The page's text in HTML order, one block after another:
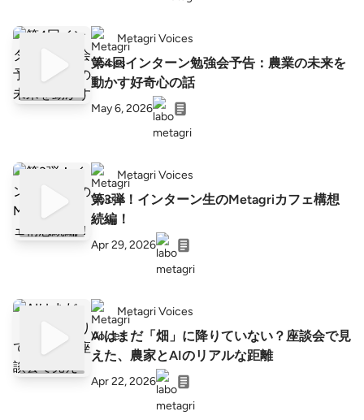
Metagri Voices
第4回インターン勉強会予告：農業の未来を
動かす好奇心の話
May 6, 2026
Metagri Voices
第3弾！インターン生のMetagriカフェ構想
続編！
Apr 29, 2026
Metagri Voices
AIはまだ「畑」に降りていない？座談会で見
えた、農家とAIのリアルな距離
Apr 22, 2026